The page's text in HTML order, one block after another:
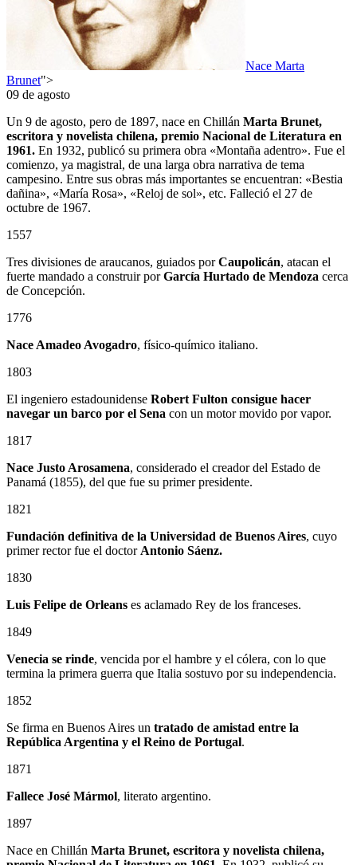
Nace Marta
Brunet">
09 de agosto
Un 9 de agosto, pero de 1897, nace en Chillán Marta Brunet,
escritora y novelista chilena, premio Nacional de Literatura en
1961. En 1932, publicó su primera obra «Montaña adentro». Fue el
comienzo, ya magistral, de una larga obra narrativa de tema
campesino. Entre sus obras más importantes se encuentran: «Bestia
dañina», «María Rosa», «Reloj de sol», etc. Falleció el 27 de
octubre de 1967.
1557
Tres divisiones de araucanos, guiados porCaupolicán, atacan el
fuerte mandado a construir porGarcía Hurtado de Mendoza cerca
de Concepción.
1776
Nace Amadeo Avogadro, físico-químico italiano.
1803
El ingeniero estadounidense Robert Fulton consigue hacer
navegar un barco por el Sena con un motor movido por vapor.
1817
Nace Justo Arosamena, considerado el creador del Estado de
Panamá (1855), del que fue su primer presidente.
1821
Fundación definitiva de la Universidad de Buenos Aires, cuyo
primer rector fue el doctor Antonio Sáenz.
1830
Luis Felipe de Orleans es aclamado Rey de los franceses.
1849
Venecia se rinde, vencida por el hambre y el cólera, con lo que
termina la primera guerra que Italia sostuvo por su independencia.
1852
Se firma en Buenos Aires un tratado de amistad entre la
República Argentina y el Reino de Portugal.
1871
Fallece José Mármol, literato argentino.
1897
Nace en Chillán Marta Brunet, escritora y novelista chilena,